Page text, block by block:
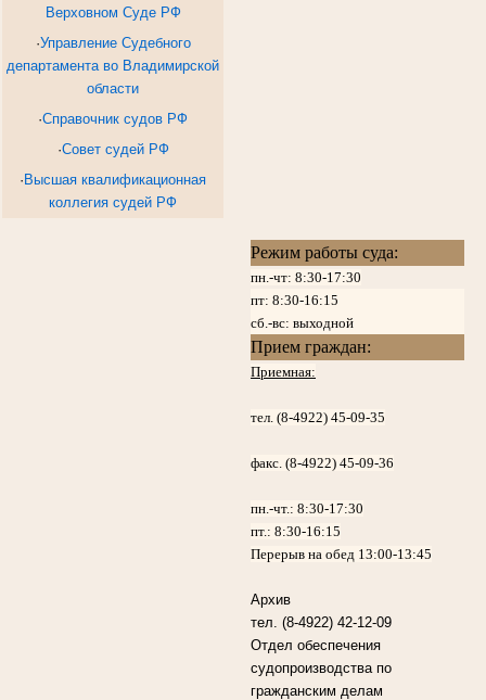
Верховном Суде РФ
·Управление Судебного
департамента во Владимирской
области
·Справочник судов РФ
·Совет судей РФ
· Высшая квалификационная
коллегия судей РФ
Режим работы суда:
пн.-чт: 8:30-17:30
пт: 8:30-16:15
сб.-вс: выходной
Прием граждан:
Приемная:
тел. (8-4922) 45-09-35
факс. (8-4922) 45-09-36
пн.-чт.:8:30-17:30
пт.:8:30-16:15
Перерыв на обед 13:00-13:45
Архив
тел. (8-4922) 42-12-09
Отдел обеспечения
судопроизводства по
гражданским делам